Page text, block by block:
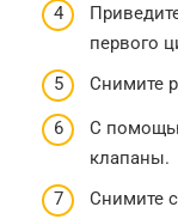
первого
Снимите
С
клапаны.
Снимите